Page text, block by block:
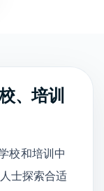
、培训
校和培训中
士探索合适